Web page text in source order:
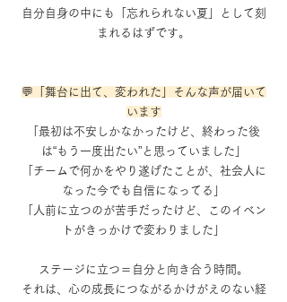
自分自身の中にも「忘れられない夏」として刻
まれるはずです。
💬「舞台に出て、変われた」そんな声が届いて
います
「最初は不安しかなかったけど、終わった後
は“もう一度出たい”と思っていました」
「チームで何かをやり遂げたことが、社会人に
なった今でも自信になってる」
「人前に立つのが苦手だったけど、このイベン
トがきっかけで変わりました」
ステージに立つ＝自分と向き合う時間。
それは、心の成長につながるかけがえのない経